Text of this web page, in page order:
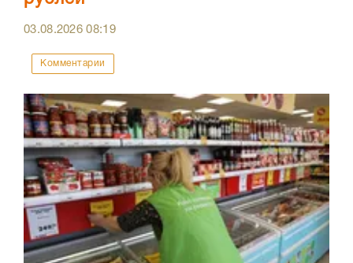
03.08.202608:19
Комментарии